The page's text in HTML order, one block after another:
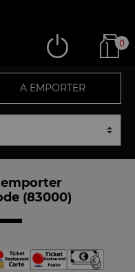
0
A EMPORTER
(83000)